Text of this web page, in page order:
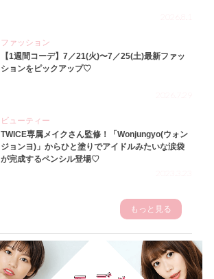
ファッション
【1週間コーデ】7／21(火)〜7／25(土)最新ファッ
ションをピックアップ♡
ビューティー
TWICE専属メイクさん監修！「Wonjungyo(ウォン
ジョンヨ)」からひと塗りでアイドルみたいな涙袋
が完成するペンシル登場♡
もっと見る